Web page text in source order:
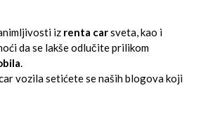
iz renta carsveta, kao i
da se lakše odlučite prilikom
.
vozila setićete se naših blogova koji